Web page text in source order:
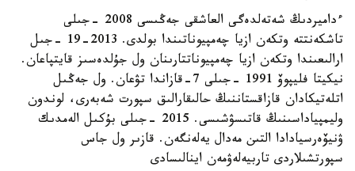
ءداميردىڭ شەتەلدەگى العاشقى جەڭىسى 2008 -جىلى
تاشكەنتتە وتكەن ازيا چەمپيوناتىندا بولدى. 2013-19 -جىل
ارالىعىندا وتكەن ازيا چەمپيوناتتارىنان ول جۇلدەسىز قايتپاعان.
نيكيتا فليپوۆ 1991 -جىلى 7-قازاندا تۋعان. ول جەڭىل
اتلەتيكادان قازاقستاننىڭ حالىقارالىق سپورت شەبەرى، لوندون
وليمپياداسىنىڭ قاتىسۋشىسى. 2015 -جىلى بۇكىل الەمدىك
ۋنيۆەرسيادادا التىن مەدال يەلەنگەن. قازىر ول جاس
سپورتشىلاردى تاربيەلەۋمەن اينالىسادى